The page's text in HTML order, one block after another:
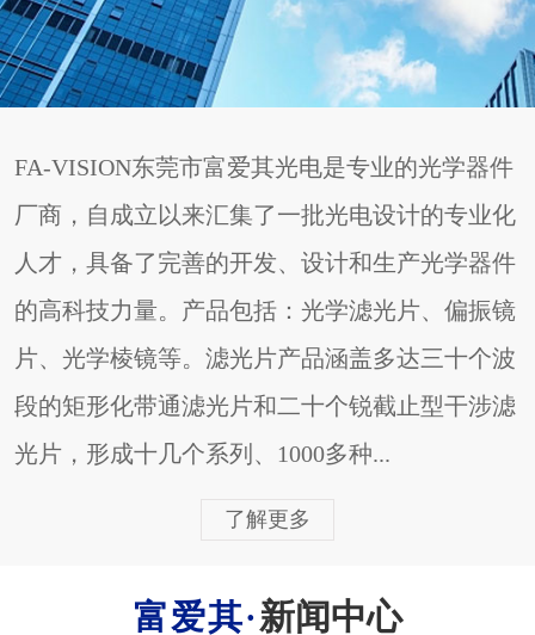
FA-VISION东莞市富爱其光电是专业的光学器件
厂商，自成立以来汇集了一批光电设计的专业化
人才，具备了完善的开发、设计和生产光学器件
的高科技力量。产品包括：光学滤光片、偏振镜
片、光学棱镜等。滤光片产品涵盖多达三十个波
段的矩形化带通滤光片和二十个锐截止型干涉滤
光片，形成十几个系列、1000多种...
了解更多
新闻中心